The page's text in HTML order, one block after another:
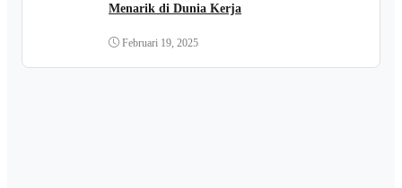
Menarik di Dunia Kerja
Februari 19, 2025